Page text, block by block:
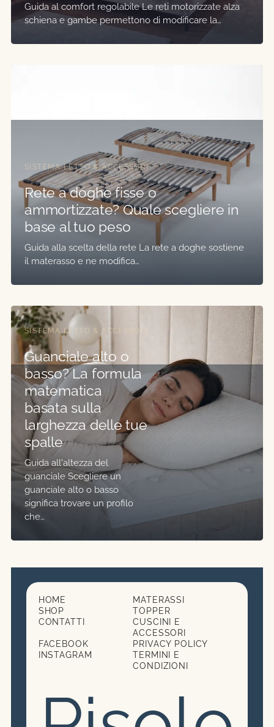
Guida al comfort regolabile Le reti motorizzate alza
schiena e gambe permettono di modificare la…
SISTEMA LETTO & ACCESSORI
Rete a doghe fisse o
ammortizzate? Quale scegliere in
base al tuo peso
Guida alla scelta della rete La rete a doghe sostiene
il materasso e ne modifica…
SISTEMA LETTO & ACCESSORI
Guanciale alto o
basso? La formula
matematica
basata sulla
larghezza delle tue
spalle
Guida all'altezza del
guanciale Scegliere un
guanciale alto o basso
significa trovare un profilo
che…
HOME
SHOP
CONTATTI
MATERASSI
TOPPER
CUSCINI E
ACCESSORI
FACEBOOK
INSTAGRAM
PRIVACY POLICY
TERMINI E
CONDIZIONI